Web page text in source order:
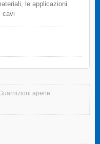
le applicazioni
cavi
aperte